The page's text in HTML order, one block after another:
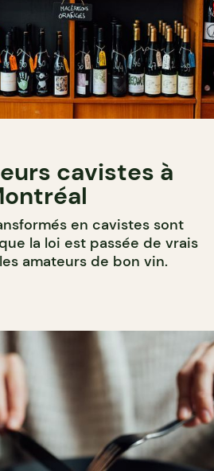
cavistes à
en cavistes sont
la loi est passée de vrais
amateurs de bon vin.